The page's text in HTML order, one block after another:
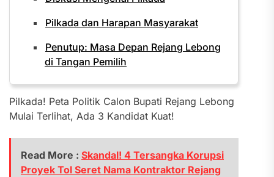
Pilkada dan Harapan Masyarakat
Penutup: Masa Depan Rejang Lebong
di Tangan Pemilih
Pilkada! Peta Politik Calon Bupati Rejang Lebong
Mulai Terlihat, Ada 3 Kandidat Kuat!
Read More : Skandal! 4 Tersangka Korupsi
Proyek Tol Seret Nama Kontraktor Rejang